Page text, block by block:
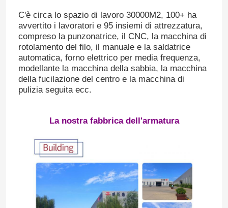
C'è circa lo spazio di lavoro 30000M2, 100+ ha
avvertito i lavoratori e 95 insiemi di attrezzatura,
compreso la punzonatrice, il CNC, la macchina di
rotolamento del filo, il manuale e la saldatrice
automatica, forno elettrico per media frequenza,
modellante la macchina della sabbia, la macchina
della fucilazione del centro e la macchina di
pulizia seguita ecc.
La nostra fabbrica dell'armatura